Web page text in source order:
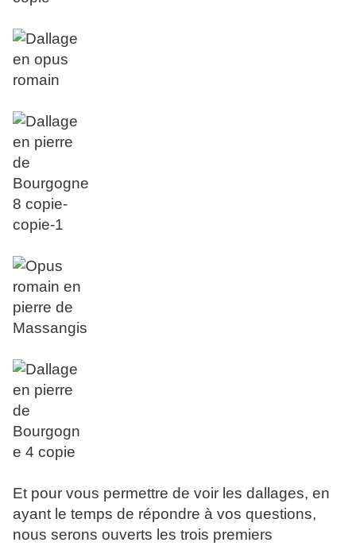
Et pour vous permettre de voir les dallages, en
ayant le temps de répondre à vos questions,
nous serons ouverts les trois premiers